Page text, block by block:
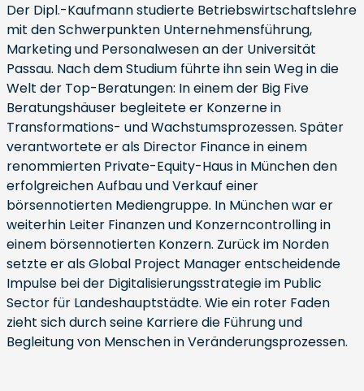
Der Dipl.-Kaufmann studierte Betriebswirtschaftslehre
mit den Schwerpunkten Unternehmensführung,
Marketing und Personalwesen an der Universität
Passau. Nach dem Studium führte ihn sein Weg in die
Welt der Top-Beratungen: In einem der Big Five
Beratungshäuser begleitete er Konzerne in
Transformations- und Wachstumsprozessen. Später
verantwortete er als Director Finance in einem
renommierten Private-Equity-Haus in München den
erfolgreichen Aufbau und Verkauf einer
börsennotierten Mediengruppe. In München war er
weiterhin Leiter Finanzen und Konzerncontrolling in
einem börsennotierten Konzern. Zurück im Norden
setzte er als Global Project Manager entscheidende
Impulse bei der Digitalisierungsstrategie im Public
Sector für Landeshauptstädte. Wie ein roter Faden
zieht sich durch seine Karriere die Führung und
Begleitung von Menschen in Veränderungsprozessen.